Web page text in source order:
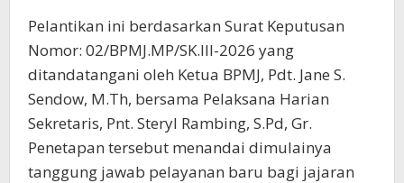
Pelantikan ini berdasarkan Surat Keputusan
Nomor: 02/BPMJ.MP/SK.III-2026 yang
ditandatangani oleh Ketua BPMJ, Pdt. Jane S.
Sendow, M.Th, bersama Pelaksana Harian
Sekretaris, Pnt. Steryl Rambing, S.Pd, Gr.
Penetapan tersebut menandai dimulainya
tanggung jawab pelayanan baru bagi jajaran